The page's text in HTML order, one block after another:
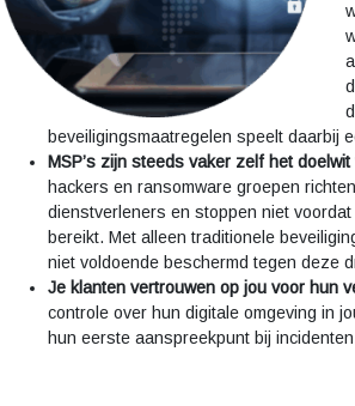
beveiligingsmaatregelen speelt daarbij
MSP’s zijn steeds vaker zelf het
hackers en ransomware groepen
dienstverleners en stoppen niet
bereikt. Met alleen traditionele
niet voldoende beschermd tegen deze
Je klanten vertrouwen op jou voor hun
controle over hun digitale omgeving in
hun eerste aanspreekpunt bij